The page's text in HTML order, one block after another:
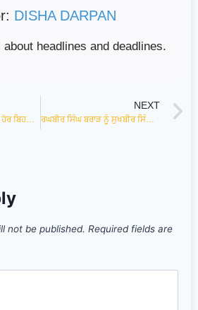
DISHA DARPAN
headlines and deadlines.
ਲੋਕਾਂ ਦਾ ਮੇਰੇ ‘ਤੇ ਭਰੋਸਾ ਮੈਨੂੰ ਹੋਰ ਬਿਹਤਰ ਕੰਮ ਕਰਨ ਦੇ ਯੋਗ ਬਣਾਉਂਦਾ ਹੈ: ਭਾਰਤ ਭੂਸ਼ਣ ਆਸ਼ੂ
NEXT
ਰਘਬੀਰ ਸਿੰਘ ਬਰਾੜ ਨੂੰ ਸੁਖਬੀਰ ਸਿੰਘ ਬਾਦਲ ਦੁਆਰਾ ਅਕਾਲੀ ਦਲ ਦੇ ਯੂਥ ਵਿੰਗ ਸ਼ਹਿਰੀ ਦਾ ਸੀਨੀਅਰ ਮੀਤ ਪ੍ਰਧਾਨ ਬਣਾਉਣ ਤੇ ਧੰਨਵਾਦ ਕੀਤਾ।
not be published. Required fields are